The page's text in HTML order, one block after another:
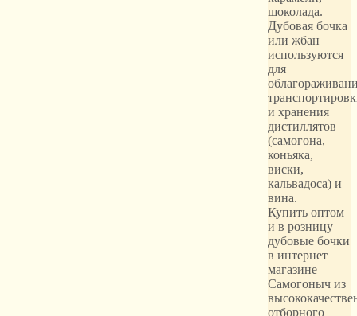
шоколада.
Дубовая бочка
или жбан
используются
для
и хранения
дистиллятов
(самогона,
коньяка,
виски,
кальвадоса) и
вина.
Купить оптом
и в розницу
дубовые бочки
в интернет
магазине
Самогоныч из
отборного